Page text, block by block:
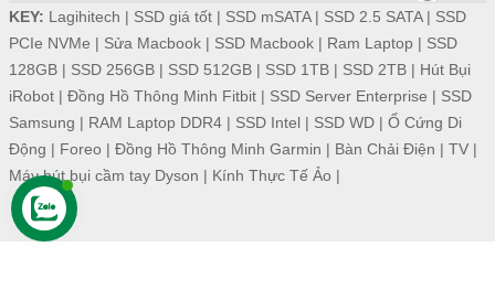
KEY: Lagihitech | SSD giá tốt| SSD mSATA| SSD 2.5 SATA| SSD
PCIe NVMe | Sửa Macbook| SSD Macbook| Ram Laptop| SSD
128GB| SSD 256GB| SSD 512GB| SSD 1TB| SSD 2TB| Hút Bụi
iRobot| Đồng Hồ Thông Minh Fitbit| SSD Server Enterprise | SSD
Samsung | RAM Laptop DDR4| SSD Intel| SSD WD| Ổ Cứng Di
Động | Foreo | Đồng Hồ Thông Minh Garmin | Bàn Chải Điện | TV|
Máy hút bụi cầm tay Dyson | Kính Thực Tế Ảo |